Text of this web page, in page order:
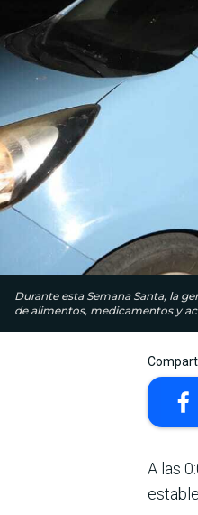
Durante esta Semana Santa, la
de alimentos, medicamentos y
A las